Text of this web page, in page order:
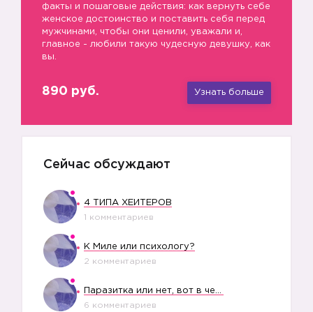
факты и пошаговые действия: как вернуть себе
женское достоинство и поставить себя перед
мужчинами, чтобы они ценили, уважали и,
главное - любили такую чудесную девушку, как
вы.
890 руб. Узнать больше
Сейчас обсуждают
4 ТИПА ХЕЙТЕРОВ
1 комментариев
К Миле или психологу?
2 комментариев
6 комментариев